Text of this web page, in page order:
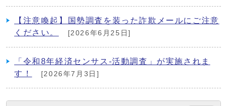
【注意喚起】国勢調査を装った詐欺メールにご注意
ください。
[2026年6月25日]
「令和8年経済センサス‐活動調査」が実施されま
す！
[2026年7月3日]